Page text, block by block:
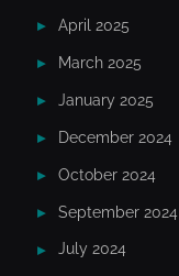
April 2025
March 2025
January 2025
December 2024
October 2024
September 2024
July 2024